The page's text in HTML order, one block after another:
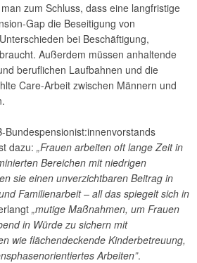
zum Schluss, dass eine langfristige
Gap die Beseitigung von
bei Beschäftigung,
Außerdem müssen anhaltende
beruflichen Laufbahnen und die
Care-Arbeit zwischen Männern und
Bundespensionist:innenvorstands
dazu: „Frauen arbeiten oft lange Zeit in
Bereichen mit niedrigen
sie einen unverzichtbaren Beitrag in
Familienarbeit – all das spiegelt sich in
„mutige Maßnahmen, um Frauen
in Würde zu sichern mit
wie flächendeckende Kinderbetreuung,
Arbeiten”.